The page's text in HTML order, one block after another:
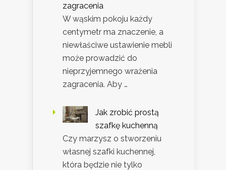
zagracenia
W wąskim pokoju każdy
centymetr ma znaczenie, a
niewłaściwe ustawienie mebli
może prowadzić do
nieprzyjemnego wrażenia
zagracenia. Aby …
Jak zrobić prostą
szafkę kuchenną
Czy marzysz o stworzeniu
własnej szafki kuchennej,
która będzie nie tylko